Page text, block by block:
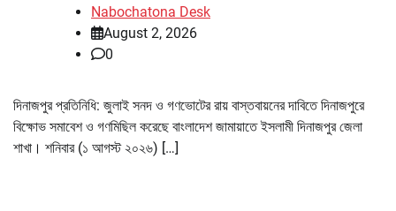
Nabochatona Desk
August 2, 2026
0
দিনাজপুর প্রতিনিধি: জুলাই সনদ ও গণভোটের রায় বাস্তবায়নের দাবিতে দিনাজপুরে
বিক্ষোভ সমাবেশ ও গণমিছিল করেছে বাংলাদেশ জামায়াতে ইসলামী দিনাজপুর জেলা
শাখা। শনিবার (১ আগস্ট ২০২৬) […]